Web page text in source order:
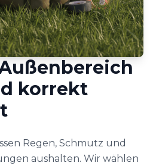
korrekt
Regen, Schmutz und
aushalten. Wir wählen